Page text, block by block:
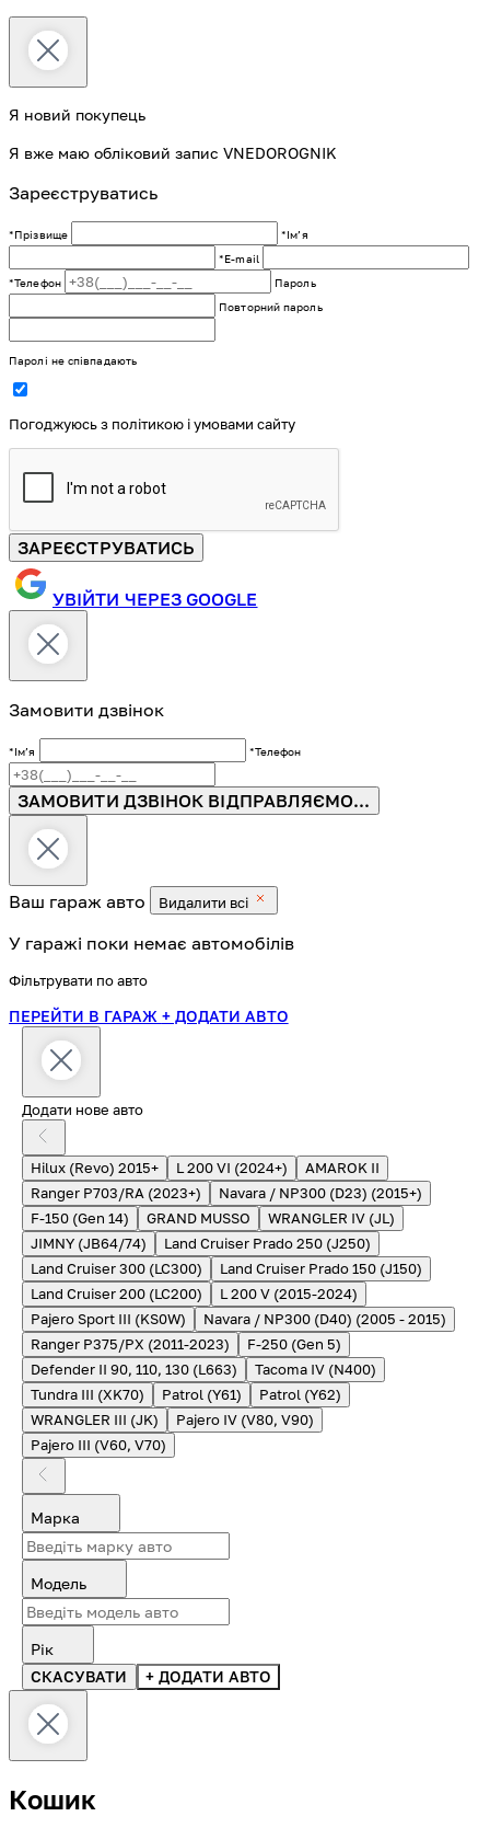
Я новий покупець
Я вже маю обліковий запис VNEDOROGNIK
Зареєструватись
*Прізвище
*Імʼя
*E-mail
*Телефон
Пароль
Повторний пароль
Паролі не співпадають
Погоджуюсь з політикою і умовами сайту
ЗАРЕЄСТРУВАТИСЬ
УВІЙТИ ЧЕРЕЗ GOOGLE
Замовити дзвінок
*Імʼя *Телефон
ЗАМОВИТИ ДЗВІНОК ВІДПРАВЛЯЄМО...
Ваш гараж авто Видалити всі
У гаражі поки немає автомобілів
Фільтрувати по авто
ПЕРЕЙТИ В ГАРАЖ + ДОДАТИ АВТО
Додати нове авто
Hilux (Revo) 2015+ L 200 VI (2024+)
AMAROK II
Ranger P703/RA (2023+)
Navara / NP300 (D23) (2015+)
F-150 (Gen 14)
GRAND MUSSO
WRANGLER IV (JL)
JIMNY (JB64/74)
Land Cruiser Prado 250 (J250)
Land Cruiser 300 (LC300)
Land Cruiser Prado 150 (J150)
Land Cruiser 200 (LC200)
L 200 V (2015-2024)
Pajero Sport III (KS0W)
Navara / NP300 (D40) (2005 - 2015)
Ranger P375/PX (2011-2023)
F-250 (Gen 5)
Defender II 90, 110, 130 (L663)
Tacoma IV (N400)
Tundra III (XK70)
Patrol (Y61)
Patrol (Y62)
WRANGLER III (JK)
Pajero IV (V80, V90)
Pajero III (V60, V70)
Марка
Модель
Рік
СКАСУВАТИ
+ ДОДАТИ АВТО
Кошик